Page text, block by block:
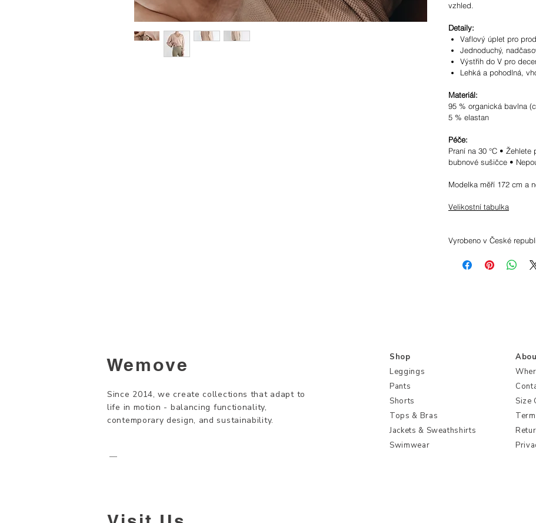
vzhled.
Detaily:
Vaflový úplet pro
Jednoduchý,
Výstřih do V pro
Lehká a pohodlná,
Materiál:
95 % organická bavlna
5 % elastan
Péče:
Praní na 30 °C •
bubnové sušičce •
Modelka měří 172 cm a
Velikostní tabulka
Vyrobeno v České
Wemove
Since 2014, we create collections that adapt to
life in motion - balancing functionality,
contemporary design, and sustainability.
—
Shop
Leggings
Pants
Shorts
Tops & Bras
Jackets & Sweathshirts
Swimwear
Size